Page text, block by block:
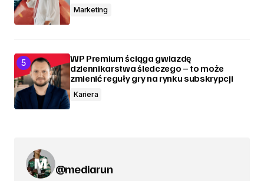
Marketing
WP Premium ściąga gwiazdę
dziennikarstwa śledczego – to może
zmienić reguły gry na rynku subskrypcji
Kariera
@mediarun